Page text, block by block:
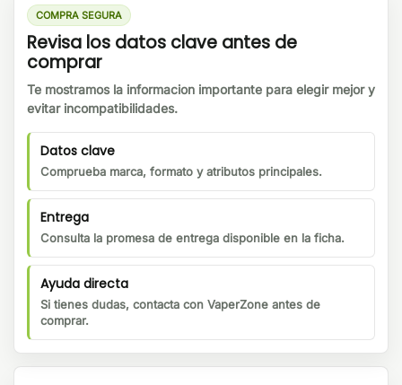
COMPRA SEGURA
Revisa los datos clave antes de
comprar
Te mostramos la informacion importante para elegir mejor y
evitar incompatibilidades.
Datos clave
Comprueba marca, formato y atributos principales.
Entrega
Consulta la promesa de entrega disponible en la ficha.
Ayuda directa
Si tienes dudas, contacta con VaperZone antes de
comprar.